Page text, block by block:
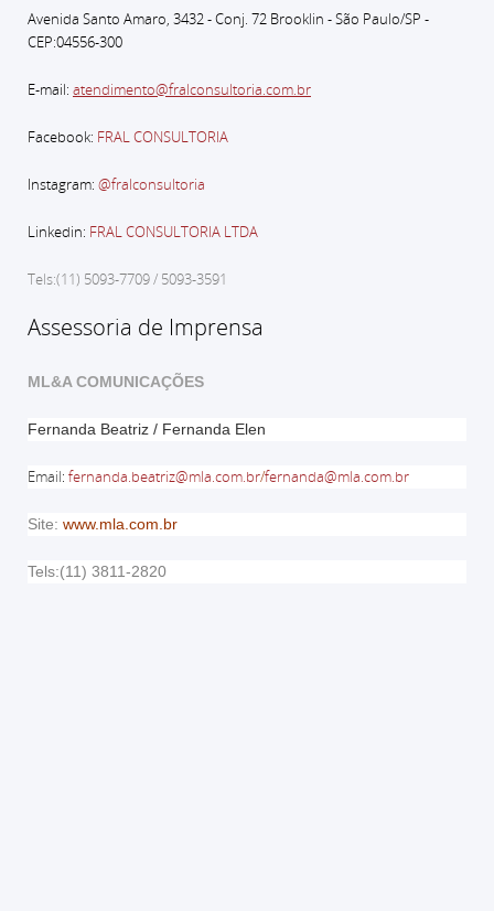
Avenida Santo Amaro, 3432 - Conj. 72 Brooklin - São Paulo/SP -
CEP:04556-300
E-mail: atendimento@fralconsultoria.com.br
Facebook: FRAL CONSULTORIA
Instagram: @fralconsultoria
Linkedin: FRAL CONSULTORIA LTDA
Tels:(11) 5093-7709 / 5093-3591
Assessoria de Imprensa
ML&A COMUNICAÇÕES
Fernanda Beatriz / Fernanda Elen
Email: fernanda.beatriz@mla.com.br/fernanda@mla.com.br
Site: www.mla.com.br
Tels:(11) 3811-2820